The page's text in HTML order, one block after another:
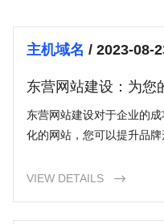
主机域名/ 2023-08-
东营网站建设：为您
门面
东营网站建设对于企业的
化的网站，您可以提升品
实施SEO优化以及雇佣专
VIEW DETAILS 